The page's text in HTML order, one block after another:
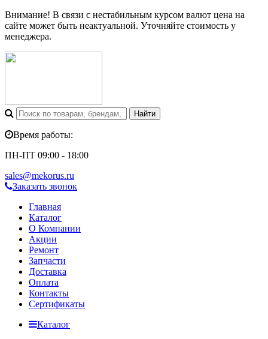
Внимание! В связи с нестабильным курсом валют цена на
сайте может быть неактуальной. Уточняйте стоимость у
менеджера.
Время работы:
ПН-ПТ 09:00 - 18:00
sales@mekorus.ru
Заказать звонок
Главная
Каталог
О Компании
Акции
Ремонт
Запчасти
Доставка
Оплата
Контакты
Сертификаты
Каталог